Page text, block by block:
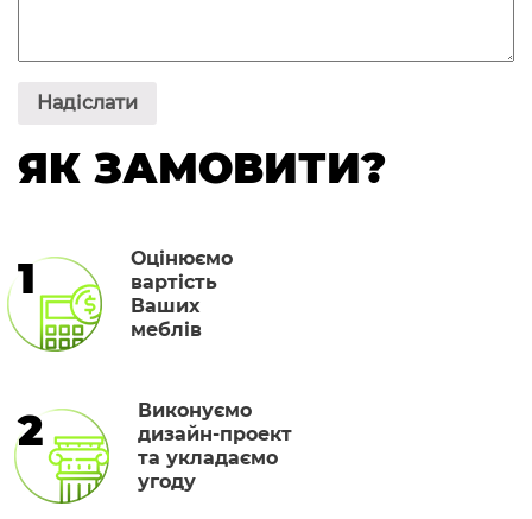
ЯК ЗАМОВИТИ?
1
Оцінюємо
вартість
Ваших
меблів
2
Виконуємо
дизайн-проект
та укладаємо
угоду